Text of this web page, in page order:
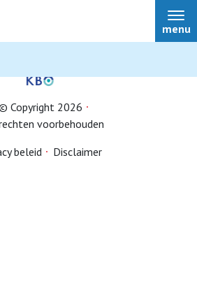
menu
Copyright 2026
voorbehouden
beleid
Disclaimer